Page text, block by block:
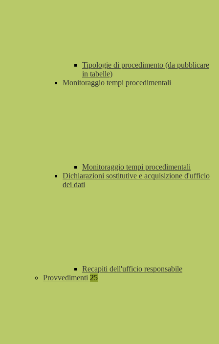
Tipologie di procedimento (da pubblicare
in tabelle)
Monitoraggio tempi procedimentali
Monitoraggio tempi procedimentali
Dichiarazioni sostitutive e acquisizione d'ufficio
dei dati
Recapiti dell'ufficio responsabile
Provvedimenti 25